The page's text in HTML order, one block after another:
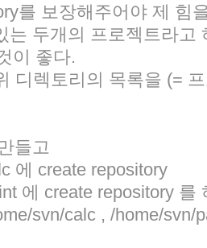
를 보장해주어야 제 힘
는 두개의 프로젝트라고
이 좋다.
디렉토리의 목록을 (=
들고
에 create repository
에 create repository 를
svn/calc , /home/svn/